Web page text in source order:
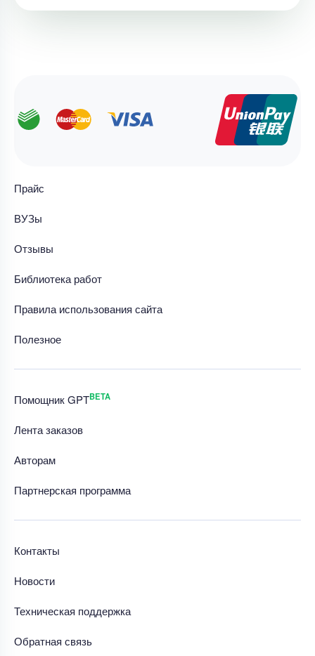
Прайс
ВУЗы
Отзывы
Библиотека работ
Правила использования сайта
Полезное
Помощник GPTBETA
Лента заказов
Авторам
Партнерская программа
Контакты
Новости
Техническая поддержка
Обратная связь